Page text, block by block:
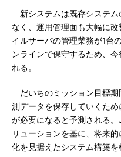
新システムは既存システム
なく、運用管理面も大幅に
イルサーバの管理業務が1台
ンラインで保守するため、
れる。
だいちのミッション目標期
測データを保存していくた
が必要になると予測される
リューションを基に、将来
化を見据えたシステム構築を